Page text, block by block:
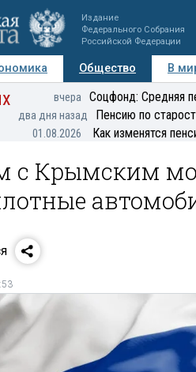
Издание
Федерального Собрания
Российской Федерации
Общество В
Мнения Регионы
вчера Соцфонд: Средняя
два дня назад Пенсию по
01.08.2026 Как изменятся
с Крымским